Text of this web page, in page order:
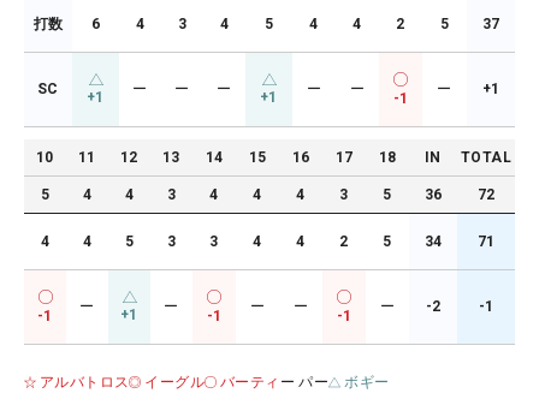
打数 6 4 3 4 5 4 4 2 5 37
SC +1 ー ー ー +1 ー ー
-1
ー +1
10 11 12 13 14 15 16 17 18 IN TOTAL
5 4 4 3 4 4 4 3 5 36 72
4 4 5 3 3 4 4 2 5 34 71
-1
ー +1 ー
-1
ー ー
-1
ー -2 -1
アルバトロス イーグル バーティ ー パー ボギー